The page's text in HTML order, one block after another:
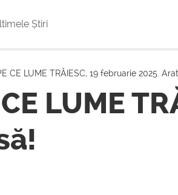
Știri
CE LUME TRĂIESC, 19 februarie 2025.
LUME